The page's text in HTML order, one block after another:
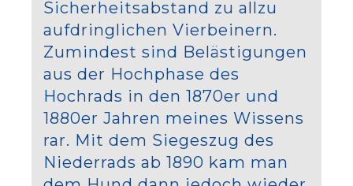
Sicherheitsabstand zu allzu
aufdringlichen Vierbeinern.
Zumindest sind Belästigungen
aus der Hochphase des
Hochrads in den 1870er und
1880er Jahren meines Wissens
rar. Mit dem Siegeszug des
Niederrads ab 1890 kam man